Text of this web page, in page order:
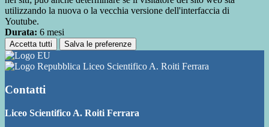
utilizzando la nuova o la vecchia versione dell'interfaccia di
Youtube.
Durata: 6 mesi
Accetta tutti Salva le preferenze
Liceo Scientifico A. Roiti Ferrara
Contatti
Liceo Scientifico A. Roiti Ferrara